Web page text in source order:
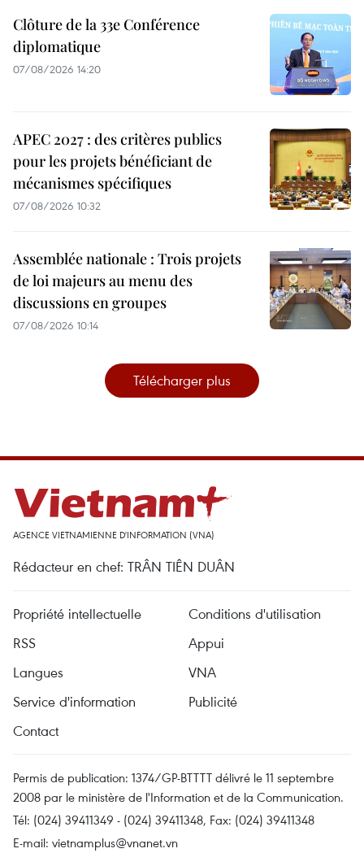
Clôture de la 33e Conférence
diplomatique
07/08/2026 14:20
APEC 2027 : des critères publics
pour les projets bénéficiant de
mécanismes spécifiques
07/08/2026 10:32
Assemblée nationale : Trois projets
de loi majeurs au menu des
discussions en groupes
07/08/2026 10:14
Télécharger plus
AGENCE VIETNAMIENNE D'INFORMATION (VNA)
Rédacteur en chef: TRÂN TIÊN DUÂN
Propriété intellectuelle
Conditions d'utilisation
RSS
Appui
Langues
VNA
Service d'information
Publicité
Contact
Permis de publication: 1374/GP-BTTTT délivré le 11 septembre
2008 par le ministère de l'Information et de la Communication.
Tél: (024) 39411349 - (024) 39411348, Fax: (024) 39411348
E-mail: vietnamplus@vnanet.vn